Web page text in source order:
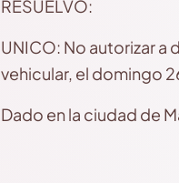
RESUELVO:
UNICO: No autorizar a
vehicular, el domingo
Dado en la ciudad de